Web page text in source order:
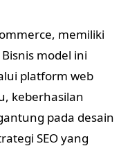
memiliki
model ini
platform web
keberhasilan
pada desain
SEO yang